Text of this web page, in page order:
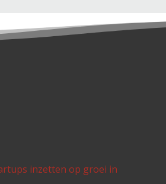
inzetten op groei in